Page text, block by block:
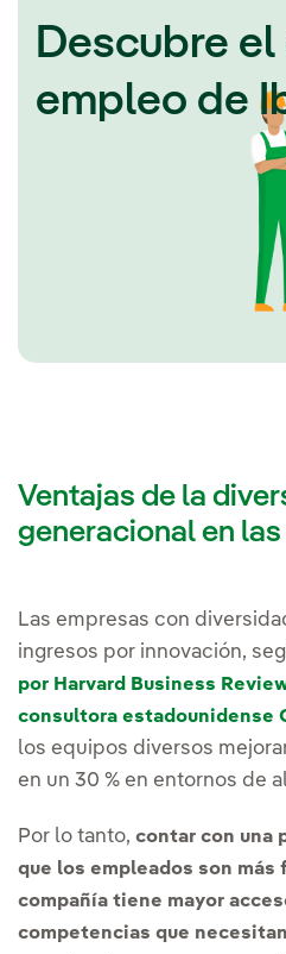
Descubre
empleo de
Ventajas de la
generacional en
Las empresas con
ingresos por innovación,
por Harvard Business
consultora estadounidense
los equipos diversos
en un 30 % en entornos de
Por lo tanto, contar con una
que los empleados son más
compañía tiene mayor
competencias que